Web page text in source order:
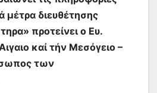
ε
μέτρα διευθέτησης
προτείνει ο Ευ.
καί τήν Μεσόγειο –
των